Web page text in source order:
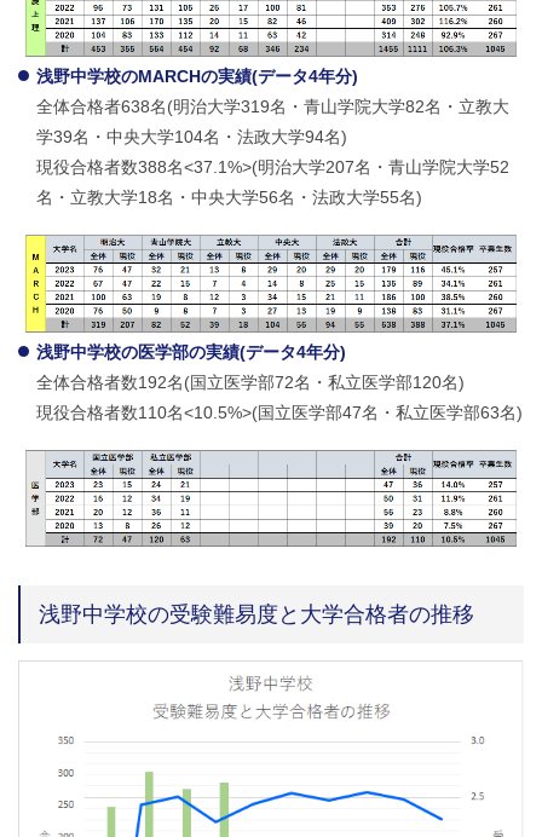
浅野中学校のMARCHの実績(データ4年分)
全体合格者638名(明治大学319名・青山学院大学82名・立教大
学39名・中央大学104名・法政大学94名)
現役合格者数388名<37.1%>(明治大学207名・青山学院大学52
名・立教大学18名・中央大学56名・法政大学55名)
浅野中学校の医学部の実績(データ4年分)
全体合格者数192名(国立医学部72名・私立医学部120名)
現役合格者数110名<10.5%>(国立医学部47名・私立医学部63名)
浅野中学校の受験難易度と大学合格者の推移